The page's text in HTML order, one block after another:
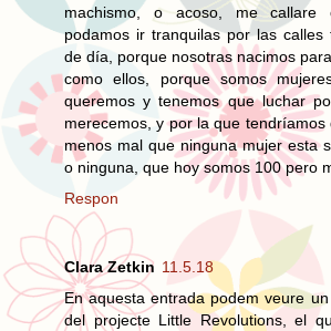
machismo, o acoso, me callare
podamos ir tranquilas por las
de día, porque nosotras nacimos
como ellos, porque somos
queremos y tenemos que luchar
merecemos, y por la que
menos mal que ninguna mujer esta
o ninguna, que hoy somos 100 pero
Respon
Clara Zetkin 11.5.18
En aquesta entrada podem veure
del projecte Little Revolutions, el